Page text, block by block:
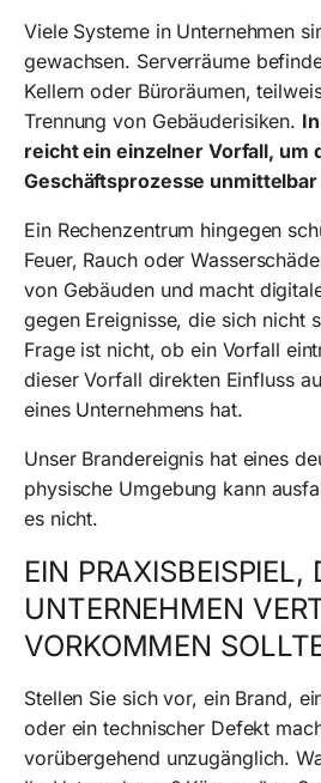
Viele Systeme in Unternehmen
gewachsen. Serverräume
Kellern oder Büroräumen,
Trennung von Gebäuderisiken.
reicht ein einzelner Vorfall, um
Geschäftsprozesse
Ein Rechenzentrum hingegen
Feuer, Rauch oder
von Gebäuden und macht
gegen Ereignisse, die sich nicht
Frage ist nicht, ob ein Vorfall
dieser Vorfall direkten Einfluss
eines Unternehmens hat.
Unser Brandereignis hat eines
physische Umgebung kann
es nicht.
EIN PRAXISBEISPIEL,
UNTERNEHMEN
VORKOMMEN
Stellen Sie sich vor, ein Brand,
oder ein technischer Defekt
vorübergehend unzugänglich.